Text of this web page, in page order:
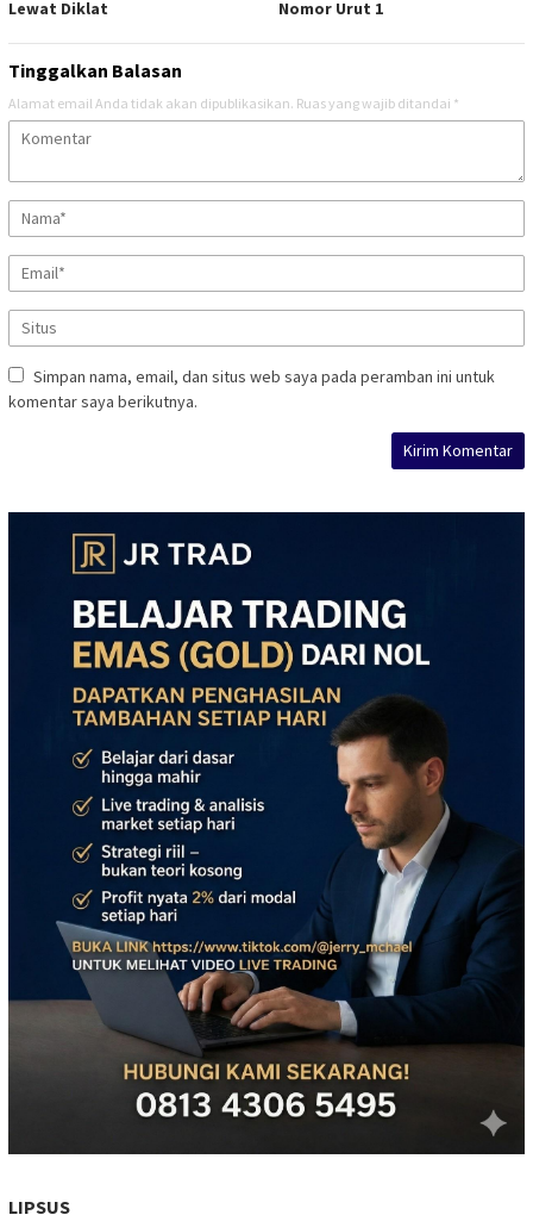
Lewat Diklat
Nomor Urut 1
Tinggalkan Balasan
Alamat email Anda tidak akan dipublikasikan. Ruas yang wajib ditandai *
Simpan nama, email, dan situs web saya pada peramban ini untuk
komentar saya berikutnya.
LIPSUS